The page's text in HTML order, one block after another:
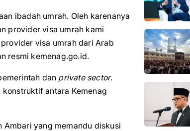
ibadah umrah. Oleh karenanya
provider visa umrah kami
visa umrah dari Arab
resmi kemenag.go.id.
dan private sector.
antara Kemenag
Ambari yang memandu diskusi